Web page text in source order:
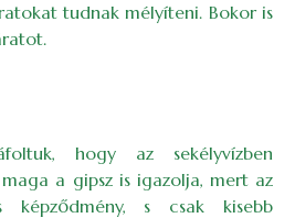
tudnak mélyíteni. Bokor is
hogy az sekélyvízben
a gipsz is igazolja, mert az
képződmény, s csak kisebb